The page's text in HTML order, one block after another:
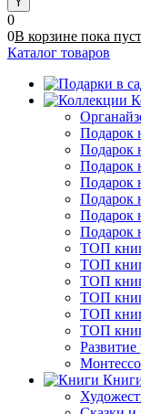
0
0В корзине пока
Каталог товаров
Подарок
Подарок
Подарок
Подарок
Подарок
Подарок
Подарок
ТОП
ТОП
ТОП
ТОП
ТОП
ТОП
Развитие